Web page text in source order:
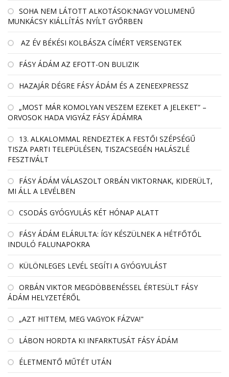
SOHA NEM LÁTOTT ALKOTÁSOK:NAGY VOLUMENŰ
MUNKÁCSY KIÁLLÍTÁS NYÍLT GYŐRBEN
AZ ÉV BÉKÉSI KOLBÁSZA CÍMÉRT VERSENGTEK
FÁSY ÁDÁM AZ EFOTT-ON BULIZIK
HAZAJÁR DÉGRE FÁSY ÁDÁM ÉS A ZENEEXPRESSZ
„MOST MÁR KOMOLYAN VESZEM EZEKET A JELEKET” –
ORVOSOK HADA VIGYÁZ FÁSY ÁDÁMRA
13. ALKALOMMAL RENDEZTEK A FESTŐI SZÉPSÉGŰ
TISZA PARTI TELEPÜLÉSEN, TISZACSEGÉN HALÁSZLÉ
FESZTIVÁLT
FÁSY ÁDÁM VÁLASZOLT ORBÁN VIKTORNAK, KIDERÜLT,
MI ÁLL A LEVÉLBEN
CSODÁS GYÓGYULÁS KÉT HÓNAP ALATT
FÁSY ÁDÁM ELÁRULTA: ÍGY KÉSZÜLNEK A HÉTFŐTŐL
INDULÓ FALUNAPOKRA
KÜLÖNLEGES LEVÉL SEGÍTI A GYÓGYULÁST
ORBÁN VIKTOR MEGDÖBBENÉSSEL ÉRTESÜLT FÁSY
ÁDÁM HELYZETÉRŐL
„AZT HITTEM, MEG VAGYOK FÁZVA!"
LÁBON HORDTA KI INFARKTUSÁT FÁSY ÁDÁM
ÉLETMENTŐ MŰTÉT UTÁN